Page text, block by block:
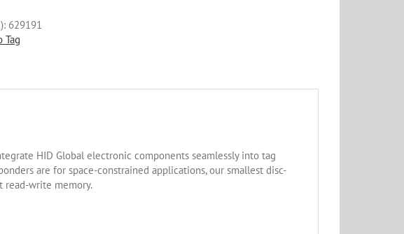
629191
Tag
HID Global electronic components seamlessly into tag
are for space-constrained applications, our smallest disc-
read-write memory.